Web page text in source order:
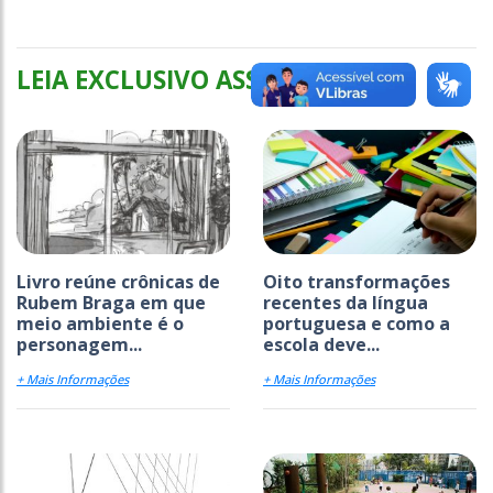
LEIA EXCLUSIVO ASSINANTES
Livro reúne crônicas de
Rubem Braga em que
meio ambiente é o
personagem...
+ Mais Informações
Oito transformações
recentes da língua
portuguesa e como a
escola deve...
+ Mais Informações